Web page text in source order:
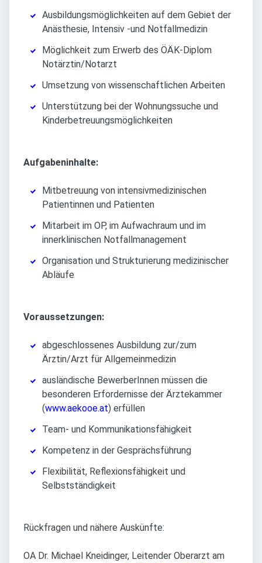
Ausbildungsmöglichkeiten auf dem Gebiet der
Anästhesie, Intensiv -und Notfallmedizin
Möglichkeit zum Erwerb des ÖÄK-Diplom
Notärztin/Notarzt
Umsetzung von wissenschaftlichen Arbeiten
Unterstützung bei der Wohnungssuche und
Kinderbetreuungsmöglichkeiten
Aufgabeninhalte:
Mitbetreuung von intensivmedizinischen
Patientinnen und Patienten
Mitarbeit im OP, im Aufwachraum und im
innerklinischen Notfallmanagement
Organisation und Strukturierung medizinischer
Abläufe
Voraussetzungen:
abgeschlossenes Ausbildung zur/zum
Ärztin/Arzt für Allgemeinmedizin
ausländische BewerberInnen müssen die
besonderen Erfordernisse der Ärztekammer
(www.aekooe.at) erfüllen
Team- und Kommunikationsfähigkeit
Kompetenz in der Gesprächsführung
Flexibilität, Reflexionsfähigkeit und
Selbstständigkeit
Rückfragen und nähere Auskünfte:
OA Dr. Michael Kneidinger, Leitender Oberarzt am